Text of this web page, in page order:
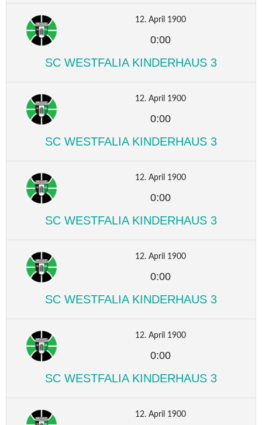
12. April 1900
0:00
SC WESTFALIA KINDERHAUS 3
12. April 1900
0:00
SC WESTFALIA KINDERHAUS 3
12. April 1900
0:00
SC WESTFALIA KINDERHAUS 3
12. April 1900
0:00
SC WESTFALIA KINDERHAUS 3
12. April 1900
0:00
SC WESTFALIA KINDERHAUS 3
12. April 1900